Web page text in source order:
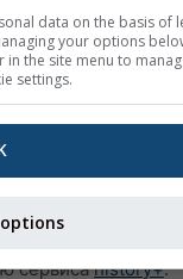
Пожалуйста,
с нами для
исторические
1940 года для
можно
сервисаhistory+.
data on the basis of
your options
the site menu to
settings.